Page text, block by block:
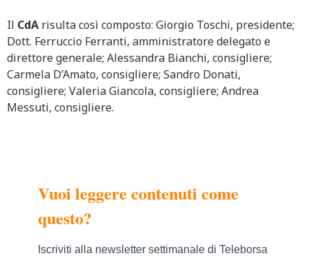
Il CdA risulta così composto: Giorgio Toschi, presidente;
Dott. Ferruccio Ferranti, amministratore delegato e
direttore generale; Alessandra Bianchi, consigliere;
Carmela D’Amato, consigliere; Sandro Donati,
consigliere; Valeria Giancola, consigliere; Andrea
Messuti, consigliere.